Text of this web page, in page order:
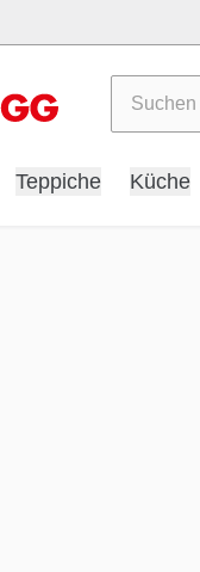
Teppiche Küche